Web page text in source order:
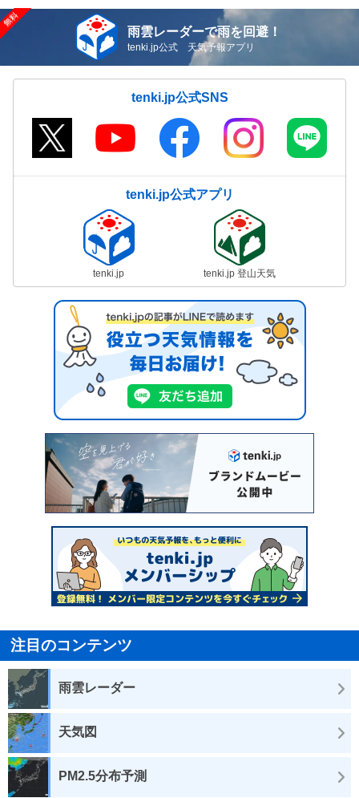
雨雲レーダーで雨を回避！
tenki.jp公式 天気予報アプリ
tenki.jp公式SNS
tenki.jp公式アプリ
tenki.jp tenki.jp 登山天気
注目のコンテンツ
雨雲レーダー
天気図
PM2.5分布予測